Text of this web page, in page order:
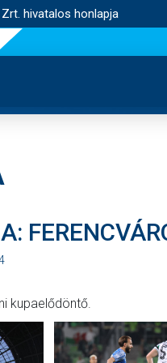
hivatalos honlapja
kupaelődöntő.